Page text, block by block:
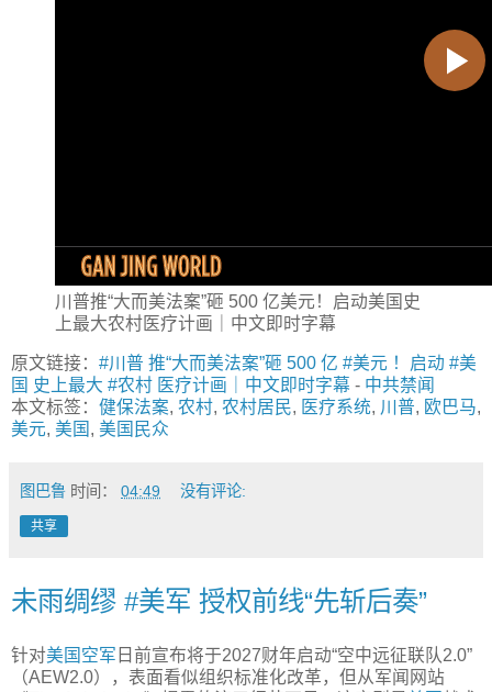
川普推“大而美法案”砸 500 亿美元！启动美国史
上最大农村医疗计画｜中文即时字幕
原文链接： #川普 推“大而美法案”砸 500 亿 #美元 ！启动 #美
国 史上最大 #农村 医疗计画｜中文即时字幕 - 中共禁闻
本文标签： 健保法案, 农村, 农村居民, 医疗系统, 川普, 欧巴马,
美元, 美国 , 美国民众
图巴鲁 时间： 04:49 没有评论:
共享
未雨绸缪 #美军 授权前线“先斩后奏”
针对美国空军 日前宣布将于2027财年启动“空中远征联队2.0”
（AEW2.0），表面看似组织标准化改革，但从军闻网站